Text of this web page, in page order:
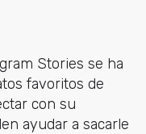
Stories se ha
favoritos de
con su
ayudar a sacarle